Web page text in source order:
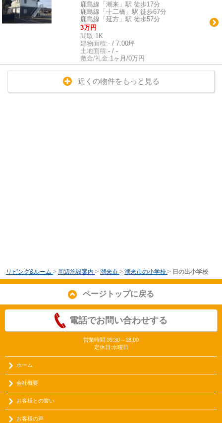
鹿島線「潮来」駅 徒歩17分
鹿島線「十二橋」駅 徒歩67分
鹿島線「延方」駅 徒歩57分
3万円
間取:1K
建物面積:- / 7.00坪
土地面積:- / -
敷金/礼金:1ヶ月/0万円
近くの物件をもっと見る
リビング&ルーム > 周辺施設案内 > 潮来市 > 潮来市の小学校 > 日の出小学校
ページトップに戻る
電話でお問い合わせする
営業時間:09:30～18:00
定休日:水曜日
ホーム
会社概要
お客様との誓い
お客様の声